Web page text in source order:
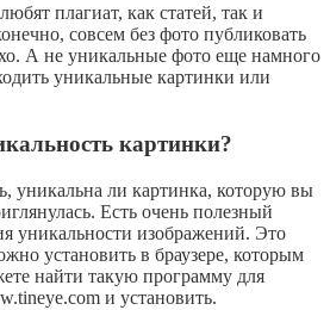
плагиат, как статей, так и
совсем без фото публиковать
А не уникальные фото еще намного
уникальные картинки или
картинки?
уникальна ли картинка, которую вы
Есть очень полезный
уникальности изображений. Это
установить в браузере, которым
найти такую программу для
и установить.